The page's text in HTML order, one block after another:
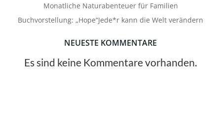
Monatliche Naturabenteuer für Familien
Buchvorstellung: „Hope“Jede*r kann die Welt verändern
NEUESTE KOMMENTARE
Es sind keine Kommentare vorhanden.